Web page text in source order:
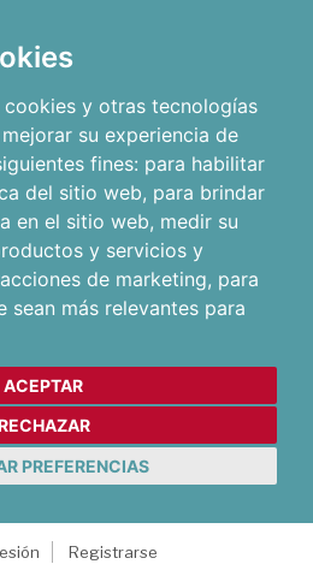
y otras tecnologías
su experiencia de
fines: para habilitar
del sitio web, para brindar
en el sitio web, medir su
y servicios y
de marketing, para
sean más relevantes para
ACEPTAR
PREFERENCIAS
Registrarse